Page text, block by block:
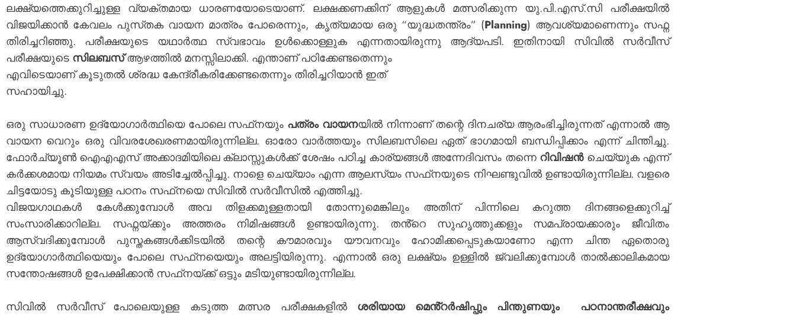
ലക്ഷ്യത്തെക്കുറിച്ചുള്ള വ്യക്തമായ ധാരണയോടെയാണ്. ലക്ഷക്കണക്കിന് ആളുകൾ മത്സരിക്കുന്ന യു.പി.എസ്.സി പരീക്ഷയിൽ
വിജയിക്കാൻ കേവലം പുസ്‌തക വായന മാത്രം പോരെന്നും, കൃത്യമായ ഒരു “യുദ്ധതന്ത്രം” (Planning) ആവശ്യമാണെന്നും സഫ്ന
തിരിച്ചറിഞ്ഞു. പരീക്ഷയുടെ യഥാർത്ഥ സ്വഭാവം ഉൾക്കൊള്ളുക എന്നതായിരുന്നു ആദ്യപടി. ഇതിനായി സിവിൽ സർവീസ്
പരീക്ഷയുടെ സിലബസ്ആഴത്തിൽ മനസ്സിലാക്കി. എന്താണ് പഠിക്കേണ്ടതെന്നും
എവിടെയാണ് കൂടുതൽ ശ്രദ്ധ കേന്ദ്രീകരിക്കേണ്ടതെന്നും തിരിച്ചറിയാൻ ഇത്
സഹായിച്ചു.
ഒരു സാധാരണ ഉദ്യോഗാർത്ഥിയെ പോലെ സഫ്‌നയും പത്രം വായനയിൽ നിന്നാണ് തന്റെ ദിനചര്യ ആരംഭിച്ചിരുന്നത് എന്നാൽ ആ
വായന വെറും ഒരു വിവരശേഖരണമായിരുന്നില്ല. ഓരോ വാർത്തയും സിലബസിലെ ഏത് ഭാഗമായി ബന്ധിപ്പിക്കാം എന്ന് ചിന്തിച്ചു.
ഫോർച്യൂൺ ഐഎഎസ് അക്കാദമിയിലെ ക്ലാസ്സുകൾക്ക് ശേഷം പഠിച്ച കാര്യങ്ങൾ അന്നേദിവസം തന്നെ റിവിഷൻചെയ്യുക എന്ന്
കർക്കശമായ നിയമം സ്വയം അടിച്ചേൽപ്പിച്ചു. നാളെ ചെയ്യാം എന്ന ആലസ്യം സഫ്‌നയുടെ നിഘണ്ടുവിൽ ഉണ്ടായിരുന്നില്ല. വളരെ
ചിട്ടയോടു കൂടിയുള്ള പഠനം സഫ്‌നയെ സിവിൽ സർവീസിൽ എത്തിച്ചു.
വിജയഗാഥകൾ കേൾക്കുമ്പോൾ അവ തിളക്കമുള്ളതായി തോന്നുമെങ്കിലും അതിന് പിന്നിലെ കറുത്ത ദിനങ്ങളെക്കുറിച്ച്
സംസാരിക്കാറില്ല. സഫ്നയ്ക്കും അത്തരം നിമിഷങ്ങൾ ഉണ്ടായിരുന്നു. തൻ്റെ സുഹൃത്തുക്കളും സമപ്രായക്കാരും ജീവിതം
ആസ്വദിക്കുമ്പോൾ പുസ്ത‌കങ്ങൾക്കിടയിൽ തന്റെ കൗമാരവും യൗവനവും ഹോമിക്കപ്പെടുകയാണോ എന്ന ചിന്ത ഏതൊരു
ഉദ്യോഗാർത്ഥിയെയും പോലെ സഫ്‌നയെയും അലട്ടിയിരുന്നു. എന്നാൽ ഒരു ലക്ഷ്യം ഉള്ളിൽ ജ്വലിക്കുമ്പോൾ താൽക്കാലികമായ
സന്തോഷങ്ങൾ ഉപേക്ഷിക്കാൻ സഫ്‌നയ്ക്ക് ഒട്ടും മടിയുണ്ടായിരുന്നില്ല.
സിവിൽ സർവീസ് പോലെയുള്ള കടുത്ത മത്സര പരീക്ഷകളിൽ ശരിയായ മെൻ്റർഷിപ്പും
പിന്തുണയും പഠനാന്തരീക്ഷവും